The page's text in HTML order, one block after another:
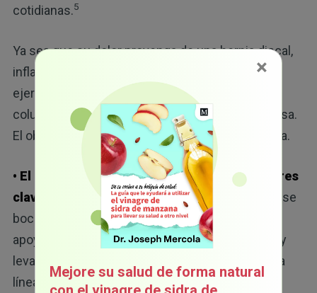
cotidianas.5
Ya sea que su dolor provenga de una hernia discal,
inflamación o tensión muscular, estos seis
ejercicios mejoran la flexibilidad, estabilizan la
columna vertebral y alivian la compresión nerviosa.
El objetivo no es la perfección, sino la constancia.
• El puente de glúteos activa los estabilizadores
clave en la cadera y la región lumbar:
acuéstese
boca arriba con las rodillas dobladas y los pies
apoyados en el suelo, luego apriete el abdomen y
levante la cadera hasta que su cuerpo forme una
línea recta desde los hombros hasta las rodillas.
×
Mejore su salud de forma natural